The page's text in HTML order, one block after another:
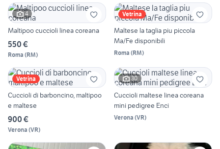
4
Maltipoo cuccioli linea coreana
550 €
Roma (RM)
Vetrina
Maltese la taglia piu piccola
Ma/Fe disponibili
Roma (RM)
Vetrina
Cuccioli di barboncino, maltipoo
e maltese
900 €
Verona (VR)
30
Cuccioli maltese linea coreana
mini pedigree Enci
Verona (VR)